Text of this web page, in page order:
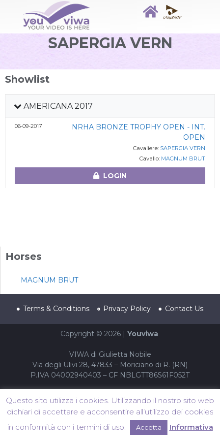
SAPERGIA VERN
Showlist
AMERICANA 2017
06-09-2017
NRHA BRONZE TROPHY OPEN - INT.
OPEN
Cavaliere: SAPERGIA VERN
Cavallo: MAGNUM BRUT
LOGIN
Horses
MAGNUM BRUT
Terms & Conditions Privacy Policy Contact Us
Copyright © 2026 | Youviwa
VIWA di Giulietta Nobile
Via degli Ulivi 28, 47833 – Moriciano di R. (RN)
P.IVA 04002940403 – CF NBLGTT86S61F052T
Questo sito utilizza i cookies. Utilizzando il nostro sito web
dichiari di accettare e acconsentire all’utilizzo dei cookies
in conformità con i termini di uso.
Accetta Informativa